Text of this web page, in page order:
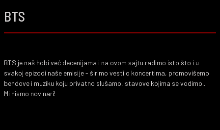
BTS
BTS je naš hobi već decenijama i na ovom sajtu radimo isto što i u
svakoj epizodi naše emisije - širimo vesti o koncertima, promovišemo
bendove i muziku koju privatno slušamo, stavove kojima se vodimo...
Mi nismo novinari!